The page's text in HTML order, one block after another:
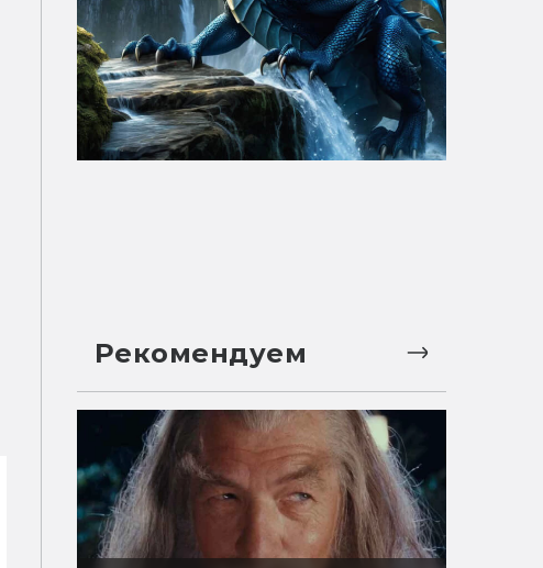
Рекомендуем